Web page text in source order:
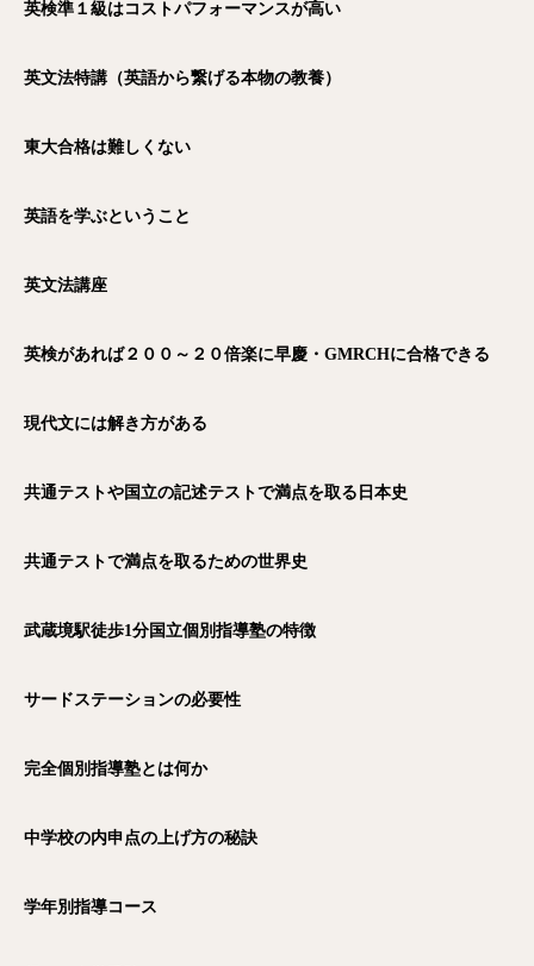
英検準１級はコストパフォーマンスが高い
英文法特講（英語から繋げる本物の教養）
東大合格は難しくない
英語を学ぶということ
英文法講座
英検があれば２００～２０倍楽に早慶・GMRCHに合格できる
現代文には解き方がある
共通テストや国立の記述テストで満点を取る日本史
共通テストで満点を取るための世界史
武蔵境駅徒歩1分国立個別指導塾の特徴
サードステーションの必要性
完全個別指導塾とは何か
中学校の内申点の上げ方の秘訣
学年別指導コース